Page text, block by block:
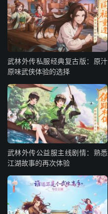
武林外传私服经典复古版：原汁
原味武侠体验的选择
武林外传公益服主线剧情：熟悉
江湖故事的再次体验